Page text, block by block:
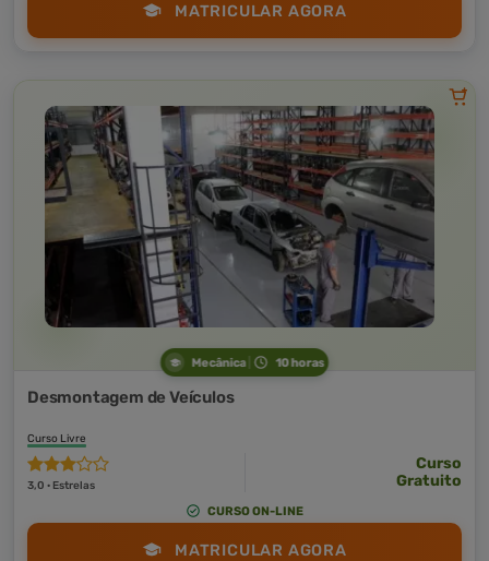
MATRICULAR AGORA
Mecânica 10 horas
Desmontagem de Veículos
Curso Livre
3,0 · Estrelas
Curso
Gratuito
CURSO ON-LINE
MATRICULAR AGORA